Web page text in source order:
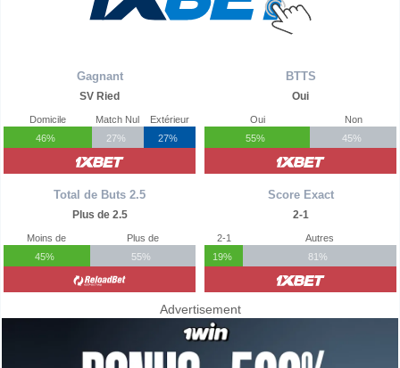
Gagnant
SV Ried
Domicile
46%
Match Nul
27%
Extérieur
27%
Total de Buts 2.5
Plus de 2.5
Moins de
45%
Plus de
55%
BTTS
Oui
Oui
55%
Non
45%
Score Exact
2-1
2-1
19%
Autres
81%
Advertisement